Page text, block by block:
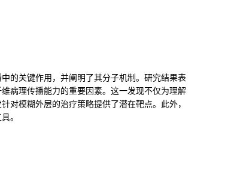
的关键作用，并阐明了其分子机制。研究结果表
病理传播能力的重要因素。这一发现不仅为理解
对模糊外层的治疗策略提供了潜在靶点。此外，
。